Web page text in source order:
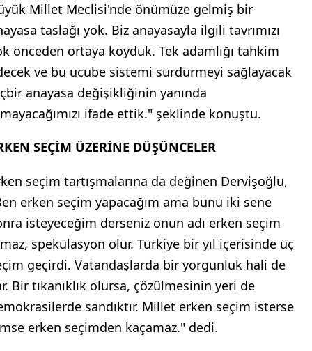
Millet Meclisi'nde önümüze gelmiş bir
taslağı yok. Biz anayasayla ilgili tavrımızı
önceden ortaya koyduk. Tek adamlığı tahkim
ve bu ucube sistemi sürdürmeyi sağlayacak
anayasa değişikliğinin yanında
ifade ettik." şeklinde konuştu.
SEÇİM ÜZERİNE DÜŞÜNCELER
seçim tartışmalarına da değinen Dervişoğlu,
erken seçim yapacağım ama bunu iki sene
isteyeceğim derseniz onun adı erken seçim
spekülasyon olur. Türkiye bir yıl içerisinde üç
geçirdi. Vatandaşlarda bir yorgunluk hali de
Bir tıkanıklık olursa, çözülmesinin yeri de
sandıktır. Millet erken seçim isterse
erken seçimden kaçamaz." dedi.